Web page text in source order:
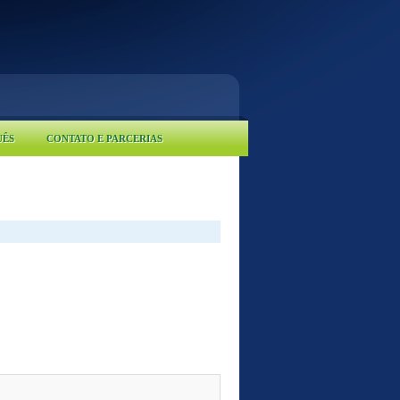
CONTATO E PARCERIAS